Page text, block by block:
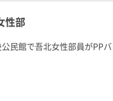
性部
民館で吾北女性部員がPP